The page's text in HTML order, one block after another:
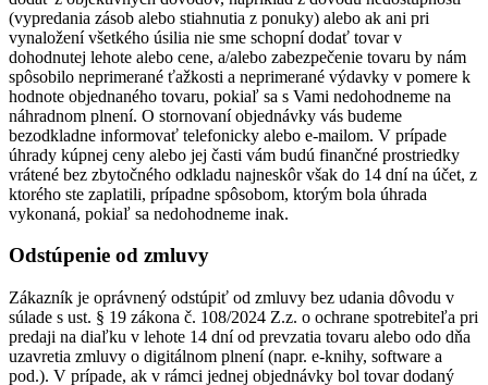
(vypredania zásob alebo stiahnutia z ponuky) alebo ak ani pri
vynaložení všetkého úsilia nie sme schopní dodať tovar v
dohodnutej lehote alebo cene, a/alebo zabezpečenie tovaru by nám
spôsobilo neprimerané ťažkosti a neprimerané výdavky v pomere k
hodnote objednaného tovaru, pokiaľ sa s Vami nedohodneme na
náhradnom plnení. O stornovaní objednávky vás budeme
bezodkladne informovať telefonicky alebo e-mailom. V prípade
úhrady kúpnej ceny alebo jej časti vám budú finančné prostriedky
vrátené bez zbytočného odkladu najneskôr však do 14 dní na účet, z
ktorého ste zaplatili, prípadne spôsobom, ktorým bola úhrada
vykonaná, pokiaľ sa nedohodneme inak.
Odstúpenie od zmluvy
Zákazník je oprávnený odstúpiť od zmluvy bez udania dôvodu v
súlade s ust. § 19 zákona č. 108/2024 Z.z. o ochrane spotrebiteľa pri
predaji na diaľku v lehote 14 dní od prevzatia tovaru alebo odo dňa
uzavretia zmluvy o digitálnom plnení (napr. e-knihy, software a
pod.). V prípade, ak v rámci jednej objednávky bol tovar dodaný